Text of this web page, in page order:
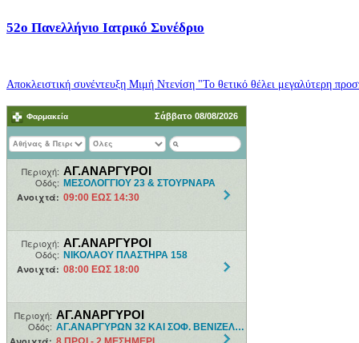
52o Πανελλήνιο Ιατρικό Συνέδριο
Αποκλειστική συνέντευξη Μιμή Ντενίση "Το θετικό θέλει μεγαλύτερη